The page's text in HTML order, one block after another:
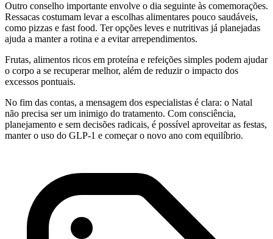
Outro conselho importante envolve o dia seguinte às comemorações.
Ressacas costumam levar a escolhas alimentares pouco saudáveis,
como pizzas e fast food. Ter opções leves e nutritivas já planejadas
ajuda a manter a rotina e a evitar arrependimentos.
Frutas, alimentos ricos em proteína e refeições simples podem ajudar
o corpo a se recuperar melhor, além de reduzir o impacto dos
excessos pontuais.
No fim das contas, a mensagem dos especialistas é clara: o Natal
não precisa ser um inimigo do tratamento. Com consciência,
planejamento e sem decisões radicais, é possível aproveitar as festas,
manter o uso do GLP-1 e começar o novo ano com equilíbrio.